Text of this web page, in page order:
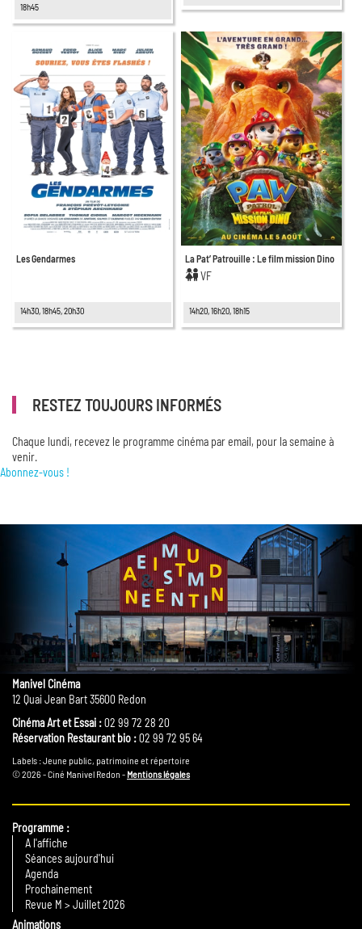
18h45
Les Gendarmes
14h30, 18h45, 20h30
La Pat’ Patrouille : Le film mission Dino
VF
14h20, 16h20, 18h15
RESTEZ TOUJOURS INFORMÉS
Chaque lundi, recevez le programme cinéma par email, pour la semaine à
venir.
Abonnez-vous !
Manivel Cinéma
12 Quai Jean Bart 35600 Redon
Cinéma Art et Essai :02 99 72 28 20
Réservation Restaurant bio :02 99 72 95 64
Labels : Jeune public, patrimoine et répertoire
© 2026 - Ciné Manivel Redon - Mentions légales
Programme
A l'affiche
Séances aujourd'hui
Agenda
Prochainement
Revue M > Juillet 2026
Animations